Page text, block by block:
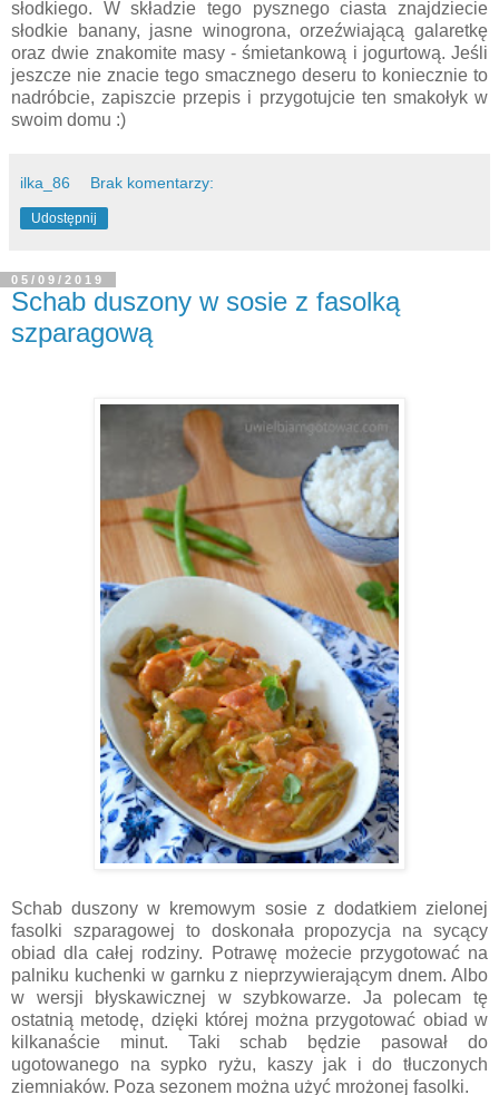
słodkiego. W składzie tego pysznego ciasta znajdziecie
słodkie banany, jasne winogrona, orzeźwiającą galaretkę
oraz dwie znakomite masy - śmietankową i jogurtową. Jeśli
jeszcze nie znacie tego smacznego deseru to koniecznie to
nadróbcie, zapiszcie przepis i przygotujcie ten smakołyk w
swoim domu :)
ilka_86 Brak komentarzy:
Udostępnij
05/09/2019
Schab duszony w sosie z fasolką
szparagową
Schab duszony w kremowym sosie z dodatkiem zielonej
fasolki szparagowej to doskonała propozycja na sycący
obiad dla całej rodziny. Potrawę możecie przygotować na
palniku kuchenki w garnku z nieprzywierającym dnem. Albo
w wersji błyskawicznej w szybkowarze. Ja polecam tę
ostatnią metodę, dzięki której można przygotować obiad w
kilkanaście minut. Taki schab będzie pasował do
ugotowanego na sypko ryżu, kaszy jak i do tłuczonych
ziemniaków. Poza sezonem można użyć mrożonej fasolki.